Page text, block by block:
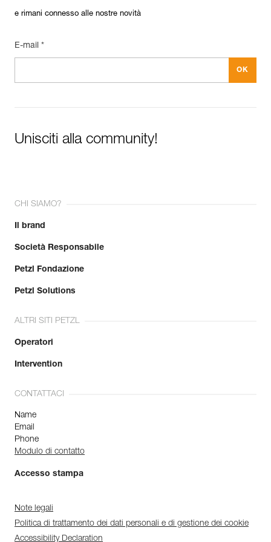
e rimani connesso alle nostre novità
E-mail *
Unisciti alla community!
CHI SIAMO?
Il brand
Società Responsabile
Petzl Fondazione
Petzl Solutions
ALTRI SITI PETZL
Operatori
Intervention
CONTATTACI
Name
Email
Phone
Modulo di contatto
Accesso stampa
Note legali
Politica di trattamento dei dati personali e di gestione dei cookie
Accessibility Declaration